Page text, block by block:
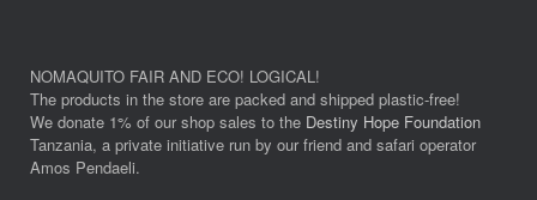
NOMAQUITO FAIR AND ECO! LOGICAL!
The products in the store are packed and shipped plastic-free!
We donate 1% of our shop sales to the Destiny Hope Foundation
Tanzania, a private initiative run by our friend and safari operator
Amos Pendaeli.